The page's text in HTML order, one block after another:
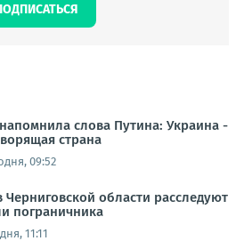
слова Путина: Украина -
страна
09:52
Черниговской области расследуют
пограничника
11:11